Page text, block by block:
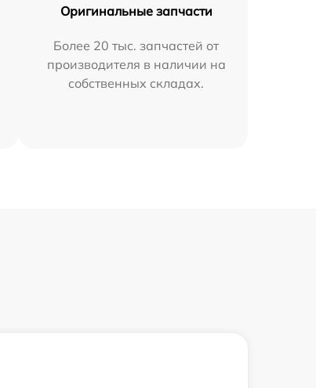
Оригинальные запчасти
Более 20 тыс. запчастей от
производителя в наличии на
собственных складах.